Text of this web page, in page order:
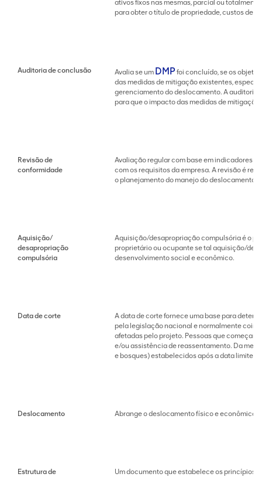
ativos fixos nas mesmas, parcial ou
para obter o título de propriedade, custos de
Auditoria de conclusão Avalia se um DMP foi concluído, se os
das medidas de mitigação existentes,
gerenciamento do deslocamento. A auditoria
para que o impacto das medidas de
Revisão de
conformidade
Avaliação regular com base em indicadores
com os requisitos da empresa. A revisão é
o planejamento do manejo do deslocamento.
Aquisição/
desapropriação
compulsória
Aquisição/desapropriação compulsória é o
proprietário ou ocupante se tal aquisição/
desenvolvimento social e econômico.
Data de corte
A data de corte fornece uma base para
pela legislação nacional e normalmente
afetadas pelo projeto. Pessoas que
e/ou assistência de reassentamento. Da
e bosques) estabelecidos após a data limite
Deslocamento Abrange o deslocamento físico e econômico
Estrutura de
Um documento que estabelece os princípios